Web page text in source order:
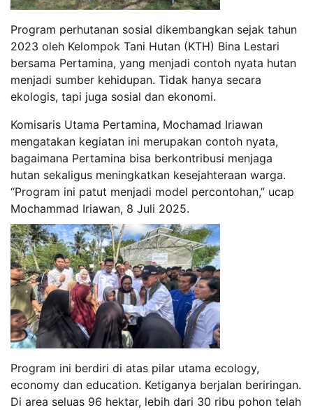
Program perhutanan sosial dikembangkan sejak tahun
2023 oleh Kelompok Tani Hutan (KTH) Bina Lestari
bersama Pertamina, yang menjadi contoh nyata hutan
menjadi sumber kehidupan. Tidak hanya secara
ekologis, tapi juga sosial dan ekonomi.
Komisaris Utama Pertamina, Mochamad Iriawan
mengatakan kegiatan ini merupakan contoh nyata,
bagaimana Pertamina bisa berkontribusi menjaga
hutan sekaligus meningkatkan kesejahteraan warga.
“Program ini patut menjadi model percontohan,” ucap
Mochammad Iriawan, 8 Juli 2025.
Program ini berdiri di atas pilar utama ecology,
economy dan education. Ketiganya berjalan beriringan.
Di area seluas 96 hektar, lebih dari 30 ribu pohon telah